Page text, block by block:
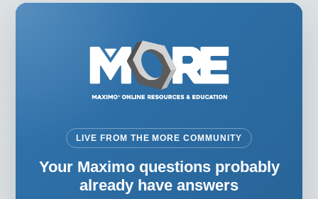
LIVE FROM THE MORE COMMUNITY
Your Maximo questions probably
already have answers